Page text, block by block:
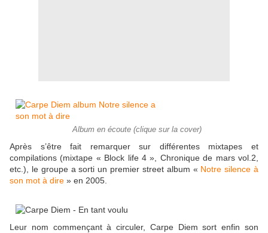
Album en écoute (clique sur la cover)
Après s’être fait remarquer sur différentes mixtapes et
compilations (mixtape « Block life 4 », Chronique de mars vol.2,
etc.), le groupe a sorti un premier street album « Notre silence à
son mot à dire » en 2005.
Leur nom commençant à circuler, Carpe Diem sort enfin son